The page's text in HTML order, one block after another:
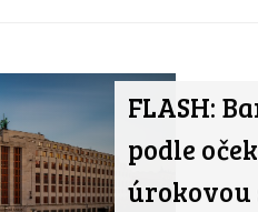
FLASH:
podle
úrokovou